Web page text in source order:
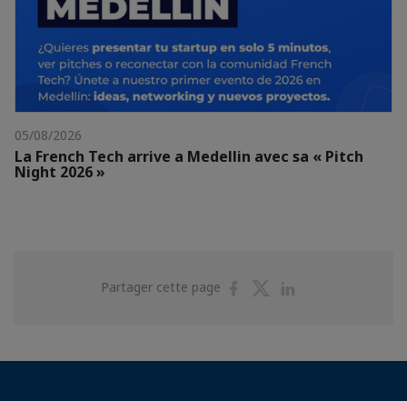
05/08/2026
La French Tech arrive a Medellin avec sa « Pitch
Night 2026 »
Partager cette page
PartagerPartager